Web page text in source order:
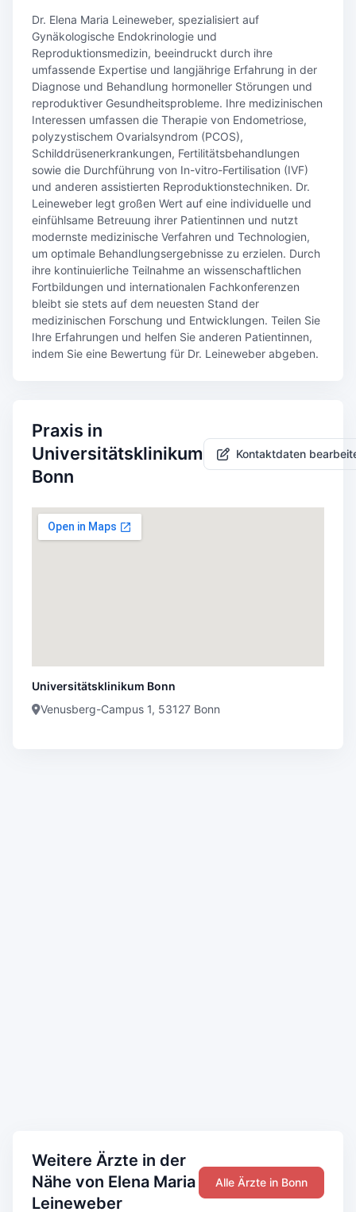
Dr. Elena Maria Leineweber, spezialisiert auf
Gynäkologische Endokrinologie und
Reproduktionsmedizin, beeindruckt durch ihre
umfassende Expertise und langjährige Erfahrung in der
Diagnose und Behandlung hormoneller Störungen und
reproduktiver Gesundheitsprobleme. Ihre medizinischen
Interessen umfassen die Therapie von Endometriose,
polyzystischem Ovarialsyndrom (PCOS),
Schilddrüsenerkrankungen, Fertilitätsbehandlungen
sowie die Durchführung von In-vitro-Fertilisation (IVF)
und anderen assistierten Reproduktionstechniken. Dr.
Leineweber legt großen Wert auf eine individuelle und
einfühlsame Betreuung ihrer Patientinnen und nutzt
modernste medizinische Verfahren und Technologien,
um optimale Behandlungsergebnisse zu erzielen. Durch
ihre kontinuierliche Teilnahme an wissenschaftlichen
Fortbildungen und internationalen Fachkonferenzen
bleibt sie stets auf dem neuesten Stand der
medizinischen Forschung und Entwicklungen. Teilen Sie
Ihre Erfahrungen und helfen Sie anderen Patientinnen,
indem Sie eine Bewertung für Dr. Leineweber abgeben.
Praxis in
Universitätsklinikum
Bonn
Kontaktdaten
Universitätsklinikum Bonn
Venusberg-Campus 1, 53127 Bonn
Weitere Ärzte in der
Nähe von Elena Maria
Leineweber
Alle Ärzte in Bonn